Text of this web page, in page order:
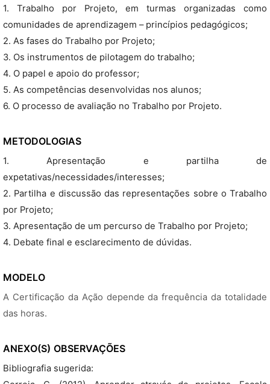
1. Trabalho por Projeto, em turmas organizadas como
comunidades de aprendizagem – princípios pedagógicos;
2. As fases do Trabalho por Projeto;
3. Os instrumentos de pilotagem do trabalho;
4. O papel e apoio do professor;
5. As competências desenvolvidas nos alunos;
6. O processo de avaliação no Trabalho por Projeto.
METODOLOGIAS
1. Apresentação e partilha de
expetativas/necessidades/interesses;
2. Partilha e discussão das representações sobre o Trabalho
por Projeto;
3. Apresentação de um percurso de Trabalho por Projeto;
4. Debate final e esclarecimento de dúvidas.
MODELO
A Certificação da Ação depende da frequência da totalidade
das horas.
ANEXO(S) OBSERVAÇÕES
Bibliografia sugerida: